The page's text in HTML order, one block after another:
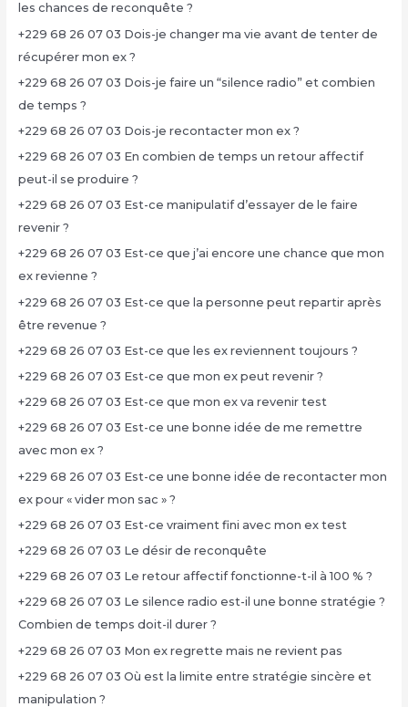
les chances de reconquête ?
+229 68 26 07 03 Dois-je changer ma vie avant de tenter de
récupérer mon ex ?
+229 68 26 07 03 Dois-je faire un “silence radio” et combien
de temps ?
+229 68 26 07 03 Dois-je recontacter mon ex ?
+229 68 26 07 03 En combien de temps un retour affectif
peut-il se produire ?
+229 68 26 07 03 Est-ce manipulatif d’essayer de le faire
revenir ?
+229 68 26 07 03 Est-ce que j’ai encore une chance que mon
ex revienne ?
+229 68 26 07 03 Est-ce que la personne peut repartir après
être revenue ?
+229 68 26 07 03 Est-ce que les ex reviennent toujours ?
+229 68 26 07 03 Est-ce que mon ex peut revenir ?
+229 68 26 07 03 Est-ce que mon ex va revenir test
+229 68 26 07 03 Est-ce une bonne idée de me remettre
avec mon ex ?
+229 68 26 07 03 Est-ce une bonne idée de recontacter mon
ex pour « vider mon sac » ?
+229 68 26 07 03 Est-ce vraiment fini avec mon ex test
+229 68 26 07 03 Le désir de reconquête
+229 68 26 07 03 Le retour affectif fonctionne-t-il à 100 % ?
+229 68 26 07 03 Le silence radio est-il une bonne stratégie ?
Combien de temps doit-il durer ?
+229 68 26 07 03 Mon ex regrette mais ne revient pas
+229 68 26 07 03 Où est la limite entre stratégie sincère et
manipulation ?